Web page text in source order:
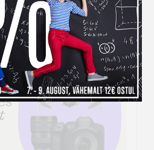
protsess on lihtne –
tuleb makseviisiks valida
seejärel täita kõik vajalikud